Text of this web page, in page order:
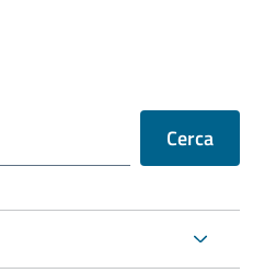
Cerca